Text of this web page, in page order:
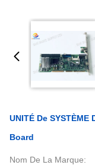
UNITÉ De SYSTÈME
Board
Nom De La Marque: